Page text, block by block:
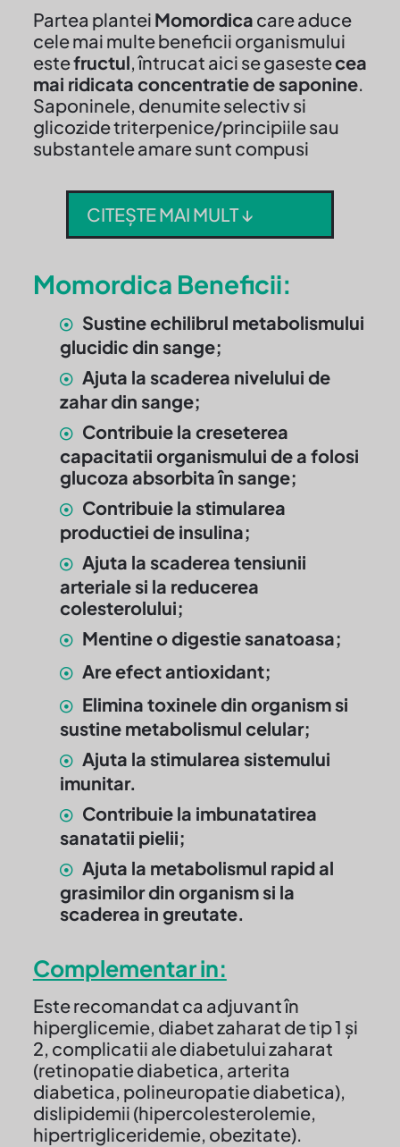
Partea plantei Momordica care aduce
cele mai multe beneficii organismului
estefructul, întrucat aici se gasestecea
mai ridicata concentratie de saponine.
Saponinele, denumite selectiv si
glicozide triterpenice/principiile sau
substantele amare sunt compusi
CITEȘTE MAI MULT ↓
Momordica Beneficii:
Sustine echilibrul metabolismului
glucidic din sange;
Ajuta la scaderea nivelului de
zahar din sange;
Contribuie la creseterea
capacitatii organismului de a folosi
glucoza absorbita în sange;
Contribuie la stimularea
productiei de insulina;
Ajuta la scaderea tensiunii
arteriale si la reducerea
colesterolului;
Mentine o digestie sanatoasa;
Are efect antioxidant;
Elimina toxinele din organism si
sustine metabolismul celular;
Ajuta la stimularea sistemului
imunitar.
Contribuie la imbunatatirea
sanatatii pielii;
Ajuta la metabolismul rapid al
grasimilor din organism si la
scaderea in greutate.
Complementar in:
Este recomandat ca adjuvant în
hiperglicemie, diabet zaharat de tip 1 şi
2, complicatii ale diabetului zaharat
(retinopatie diabetica, arterita
diabetica, polineuropatie diabetica),
dislipidemii (hipercolesterolemie,
hipertrigliceridemie, obezitate).